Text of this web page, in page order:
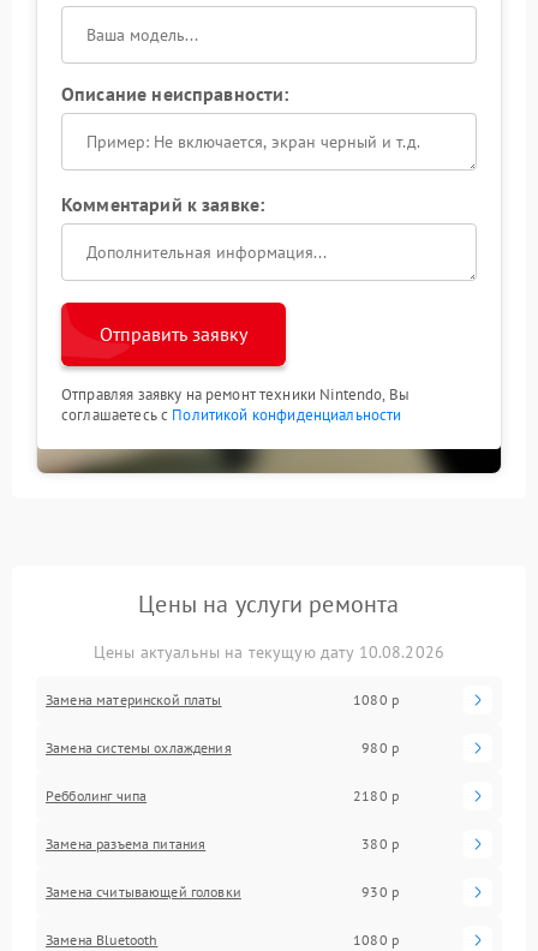
Описание неисправности:
Комментарий к заявке:
Отправить заявку
Отправляя заявку на ремонт техники Nintendo, Вы
соглашаетесь с Политикой конфиденциальности
Цены на услуги ремонта
Цены актуальны на текущую дату 10.08.2026
Замена материнской платы 1080 р
Замена системы охлаждения 980 р
Ребболинг чипа 2180 р
Замена разъема питания 380 р
Замена считывающей головки 930 р
Замена Bluetooth 1080 р